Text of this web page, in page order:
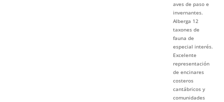
aves de paso e
invernantes.
Alberga 12
taxones de
fauna de
especial interés.
Excelente
representación
de encinares
costeros
cantábricos y
comunidades